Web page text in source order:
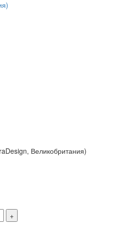
Великобритания)
+